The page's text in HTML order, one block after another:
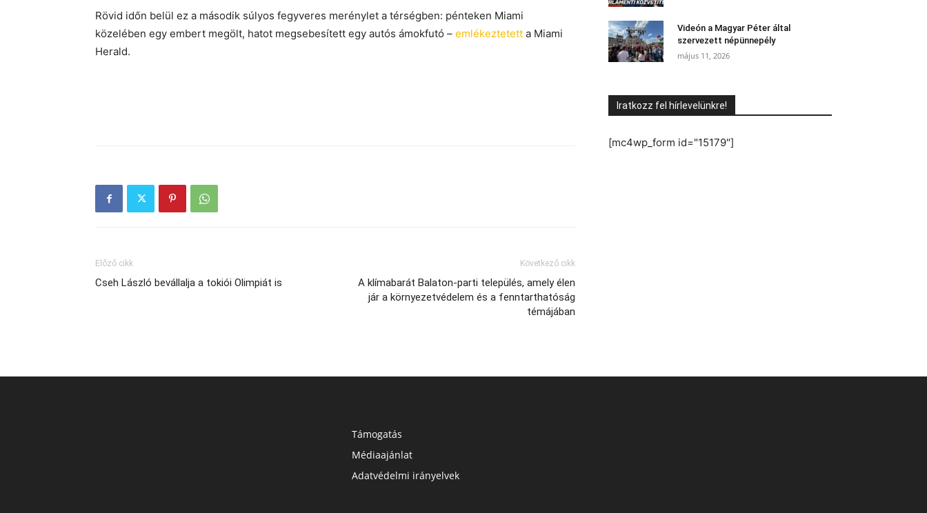
Rövid időn belül ez a második súlyos fegyveres merénylet a térségben: pénteken Miami
közelében egy embert megölt, hatot megsebesített egy autós ámokfutó – emlékeztetett a Miami
Herald.
Előző cikk
Cseh László bevállalja a tokiói Olimpiát is
Következő cikk
A klímabarát Balaton-parti település, amely élen
jár a környezetvédelem és a fenntarthatóság
témájában
Videón a Magyar Péter által
szervezett népünnepély
május 11, 2026
Iratkozz fel hírlevelünkre!
[mc4wp_form id="15179"]
Támogatás
Médiaajánlat
Adatvédelmi irányelvek